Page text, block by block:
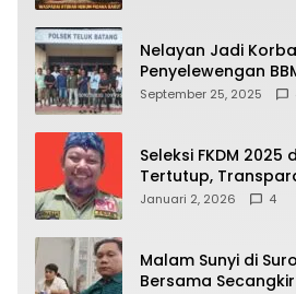
Nelayan Jadi
Penyelewengan
64.78809 Teluk
September 25, 2025
Seleksi FKDM
Tertutup,
Pramono–Rano
Januari 2, 2026 4
Malam Sunyi di
Bersama